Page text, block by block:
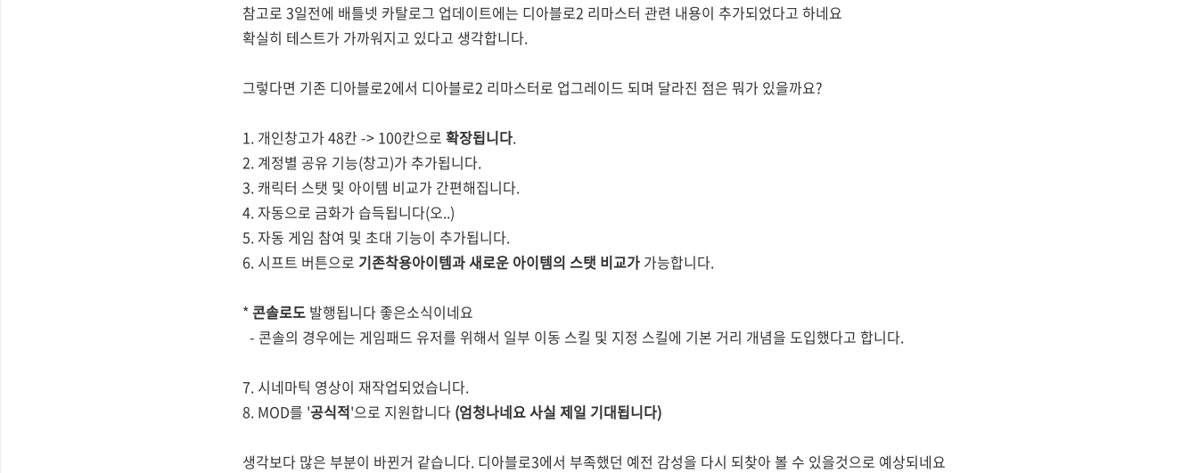
참고로 3일전에 배틀넷 카탈로그 업데이트에는 디아블로2 리마스터 관련 내용이 추가되었다고 하네요
확실히 테스트가 가까워지고 있다고 생각합니다.
그렇다면 기존 디아블로2에서 디아블로2 리마스터로 업그레이드 되며 달라진 점은 뭐가 있을까요?
1. 개인창고가 48칸 -> 100칸으로 확장됩니다.
2. 계정별 공유 기능(창고)가 추가됩니다.
3. 캐릭터 스탯 및 아이템 비교가 간편해집니다.
4. 자동으로 금화가 습득됩니다(오..)
5. 자동 게임 참여 및 초대 기능이 추가됩니다.
6. 시프트 버튼으로 기존착용아이템과 새로운 아이템의 스탯 비교가 가능합니다.
*콘솔로도 발행됩니다 좋은소식이네요
- 콘솔의 경우에는 게임패드 유저를 위해서 일부 이동 스킬 및 지정 스킬에 기본 거리 개념을 도입했다고 합니다.
7. 시네마틱 영상이 재작업되었습니다.
8. MOD를 '공식적'으로 지원합니다 (엄청나네요 사실 제일 기대됩니다)
생각보다 많은 부분이 바뀐거 같습니다. 디아블로3에서 부족했던 예전 감성을 다시 되찾아 볼 수 있을것으로 예상되네요